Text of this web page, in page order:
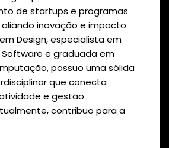
de startups e programas
inovação e impacto
Design, especialista em
Software e graduada em
possuo uma sólida
que conecta
e gestão
contribuo para a